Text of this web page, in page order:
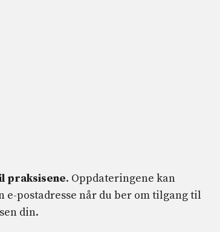
praksisene. Oppdateringene kan
e-postadresse når du ber om tilgang til
din.